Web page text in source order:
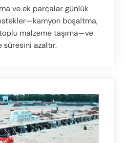
ve ek parçalar günlük
boşaltma,
malzeme taşıma—ve
süresini azaltır.